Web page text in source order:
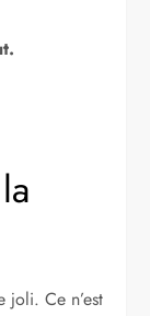
joli. Ce n’est